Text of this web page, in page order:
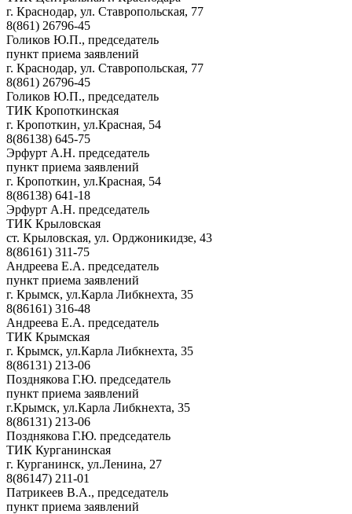
г. Краснодар, ул. Ставропольская, 77
8(861) 26796-45
Голиков Ю.П., председатель
пункт приема заявлений
г. Краснодар, ул. Ставропольская, 77
8(861) 26796-45
Голиков Ю.П., председатель
ТИК Кропоткинская
г. Кропоткин, ул.Красная, 54
8(86138) 645-75
Эрфурт А.Н. председатель
пункт приема заявлений
г. Кропоткин, ул.Красная, 54
8(86138) 641-18
Эрфурт А.Н. председатель
ТИК Крыловская
ст. Крыловская, ул. Орджоникидзе, 43
8(86161) 311-75
Андреева Е.А. председатель
пункт приема заявлений
г. Крымск, ул.Карла Либкнехта, 35
8(86161) 316-48
Андреева Е.А. председатель
ТИК Крымская
г. Крымск, ул.Карла Либкнехта, 35
8(86131) 213-06
Позднякова Г.Ю. председатель
пункт приема заявлений
г.Крымск, ул.Карла Либкнехта, 35
8(86131) 213-06
Позднякова Г.Ю. председатель
ТИК Курганинская
г. Курганинск, ул.Ленина, 27
8(86147) 211-01
Патрикеев В.А., председатель
пункт приема заявлений